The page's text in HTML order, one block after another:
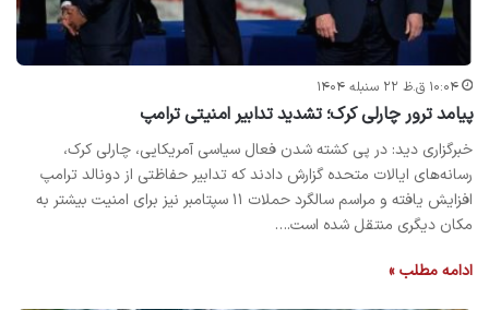
۱۰:۰۴ ق.ظ ۲۲ سنبله ۱۴۰۴
پیامد ترور چارلی کرک؛ تشدید تدابیر امنیتی ترامپ
خبرگزاری دید: در پی کشته شدن فعال سیاسی آمریکایی، چارلی کرک،
رسانه‌های ایالات متحده گزارش دادند که تدابیر حفاظتی از دونالد ترامپ
افزایش یافته و مراسم سالگرد حملات ۱۱ سپتامبر نیز برای امنیت بیشتر به
مکان دیگری منتقل شده است.…
ادامه مطلب »